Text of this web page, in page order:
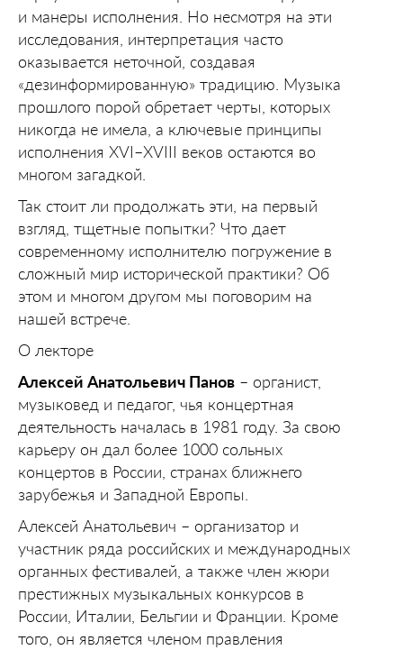
и манеры исполнения. Но несмотря на эти
исследования, интерпретация часто
оказывается неточной, создавая
«дезинформированную» традицию. Музыка
прошлого порой обретает черты, которых
никогда не имела, а ключевые принципы
исполнения XVI–XVIII веков остаются во
многом загадкой.
Так стоит ли продолжать эти, на первый
взгляд, тщетные попытки? Что дает
современному исполнителю погружение в
сложный мир исторической практики? Об
этом и многом другом мы поговорим на
нашей встрече.
О лекторе
Алексей Анатольевич Панов – органист,
музыковед и педагог, чья концертная
деятельность началась в 1981 году. За свою
карьеру он дал более 1000 сольных
концертов в России, странах ближнего
зарубежья и Западной Европы.
Алексей Анатольевич – организатор и
участник ряда российских и международных
органных фестивалей, а также член жюри
престижных музыкальных конкурсов в
России, Италии, Бельгии и Франции. Кроме
того, он является членом правления